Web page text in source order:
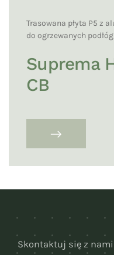
Trasowana płyta P5 z
do ogrzewanych
Suprema
CB
Skontaktuj się z